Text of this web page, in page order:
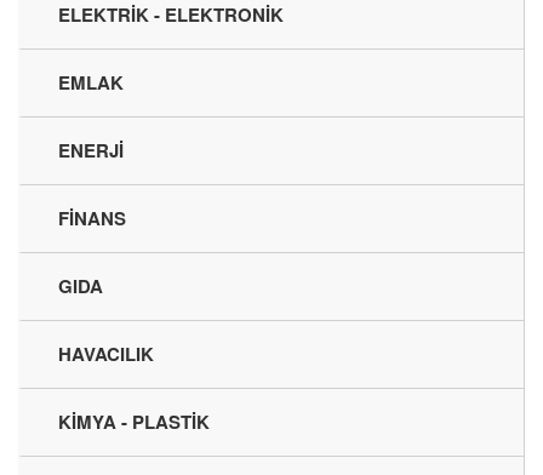
ELEKTRİK - ELEKTRONİK
EMLAK
ENERJİ
FİNANS
GIDA
HAVACILIK
KİMYA - PLASTİK